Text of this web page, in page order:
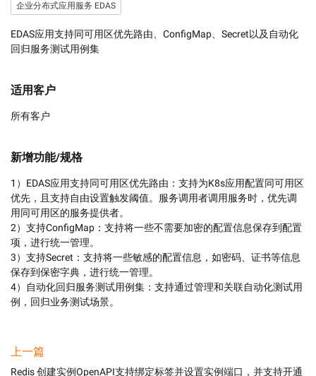
企业分布式应用服务 EDAS
EDAS应用支持同可用区优先路由、ConfigMap、Secret以及自动化
回归服务测试用例集
适用客户
所有客户
新增功能/规格
1）EDAS应用支持同可用区优先路由：支持为K8s应用配置同可用区
优先，且支持自由设置触发阈值。服务调用者调用服务时，优先调
用同可用区的服务提供者。
2）支持ConfigMap：支持将一些不需要加密的配置信息保存到配置
项，进行统一管理。
3）支持Secret：支持将一些敏感的配置信息，如密码、证书等信息
保存到保密字典，进行统一管理。
4）自动化回归服务测试用例集：支持通过管理和关联自动化测试用
例，回归业务测试场景。
上一篇
Redis 创建实例OpenAPI支持绑定标签并设置实例端口，并支持开通